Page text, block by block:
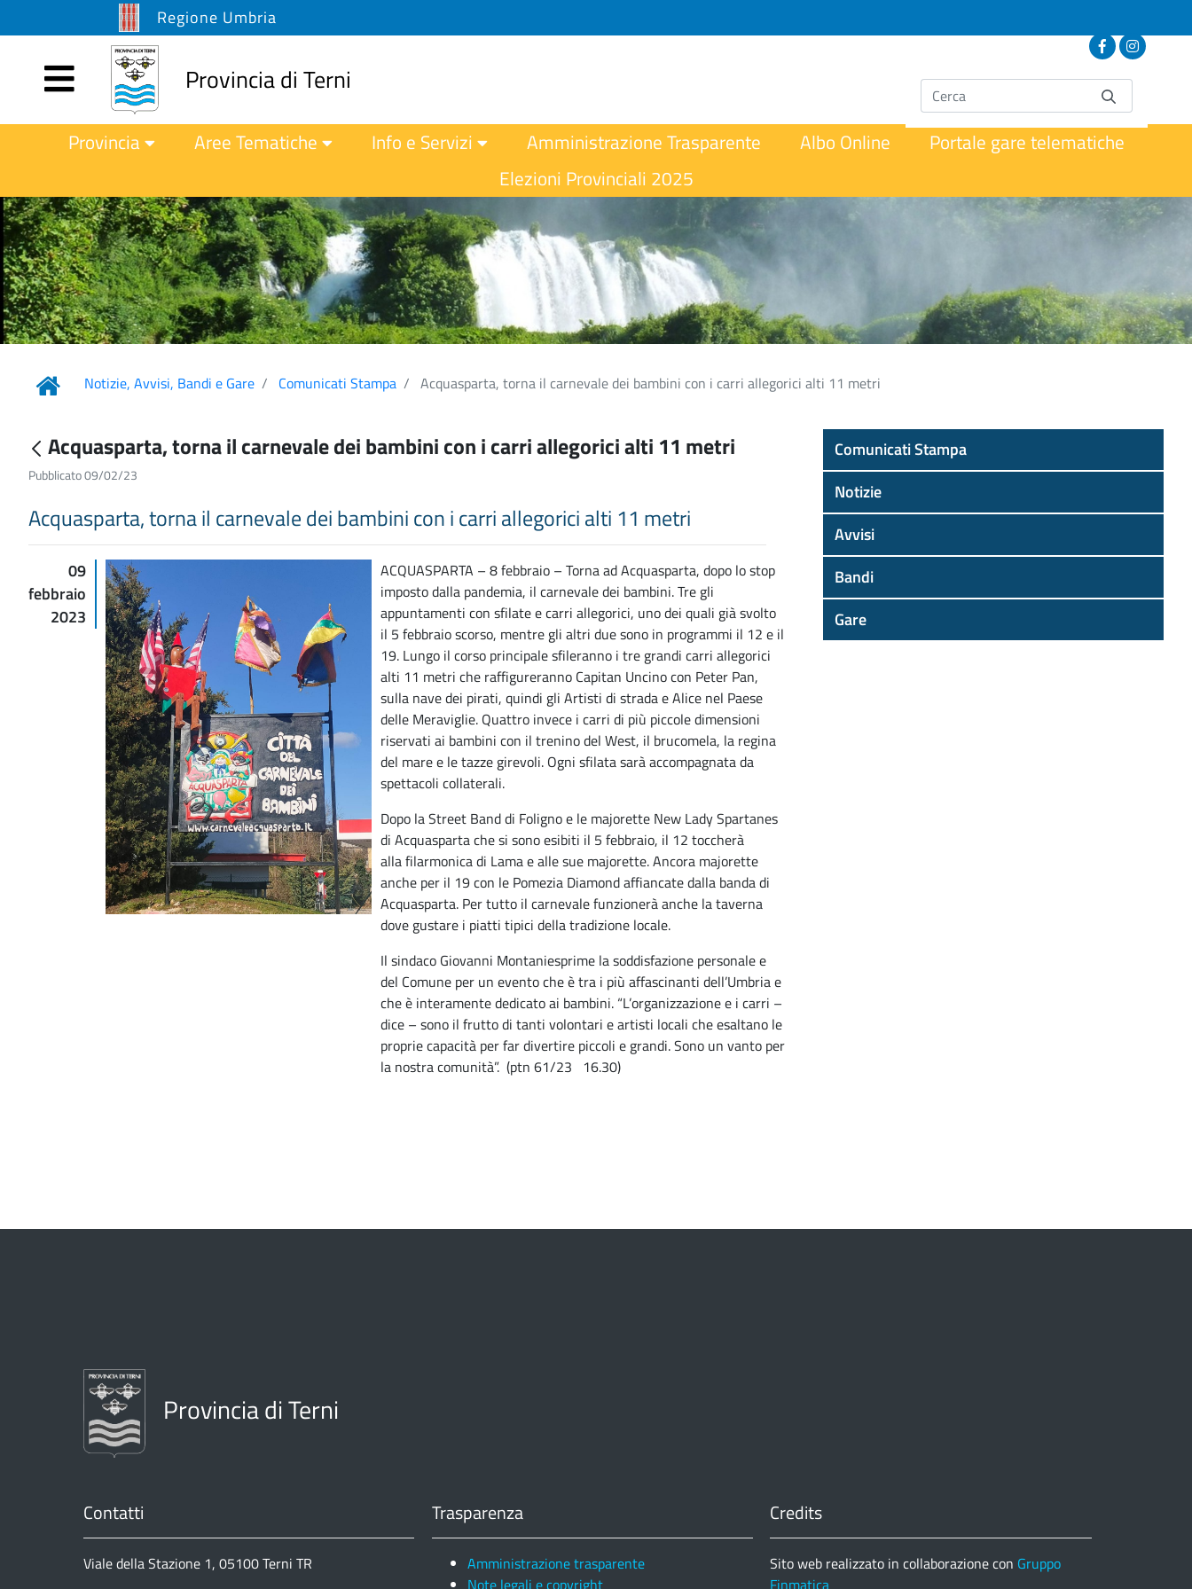
Regione Umbria
Provincia di Terni
Provincia Aree Tematiche Info e Servizi Amministrazione Trasparente Albo Online
Portale gare telematiche
Elezioni Provinciali 2025
Notizie, Avvisi, Bandi e Gare Comunicati Stampa Acquasparta, torna il carnevale dei bambini con i carri allegorici alti 11 metri
Acquasparta, torna il carnevale dei bambini con i carri allegorici alti 11 metri
Pubblicato 09/02/23
Acquasparta, torna il carnevale dei bambini con i carri allegorici alti 11 metri
09
febbraio
2023
ACQUASPARTA – 8 febbraio – Torna ad Acquasparta, dopo lo stop
imposto dalla pandemia, il carnevale dei bambini. Tre gli
appuntamenti con sfilate e carri allegorici, uno dei quali già svolto
il 5 febbraio scorso, mentre gli altri due sono in programmi il 12 e il
19. Lungo il corso principale sfileranno i tre grandi carri allegorici
alti 11 metri che raffigureranno Capitan Uncino con Peter Pan,
sulla nave dei pirati, quindi gli Artisti di strada e Alice nel Paese
delle Meraviglie. Quattro invece i carri di più piccole dimensioni
riservati ai bambini con il trenino del West, il brucomela, la regina
del mare e le tazze girevoli. Ogni sfilata sarà accompagnata da
spettacoli collaterali.
Dopo la Street Band di Foligno e le majorette New Lady Spartanes
di Acquasparta che si sono esibiti il 5 febbraio, il 12 toccherà
alla filarmonica di Lama e alle sue majorette. Ancora majorette
anche per il 19 con le Pomezia Diamond affiancate dalla banda di
Acquasparta. Per tutto il carnevale funzionerà anche la taverna
dove gustare i piatti tipici della tradizione locale.
Il sindaco Giovanni Montaniesprime la soddisfazione personale e
del Comune per un evento che è tra i più affascinanti dell’Umbria e
che è interamente dedicato ai bambini. “L’organizzazione e i carri –
dice – sono il frutto di tanti volontari e artisti locali che esaltano le
proprie capacità per far divertire piccoli e grandi. Sono un vanto per
la nostra comunità”. (ptn 61/23 16.30)
Comunicati Stampa
Notizie
Avvisi
Bandi
Gare
Provincia di Terni
Contatti
Viale della Stazione 1, 05100 Terni TR
Trasparenza
Amministrazione trasparente
Note legali e copyright
Credits
Sito web realizzato in collaborazione con Gruppo
Finmatica